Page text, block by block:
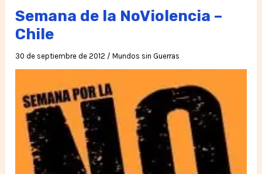
Semana de la NoViolencia –
Chile
30 de septiembre de 2012 /Mundos sin Guerras